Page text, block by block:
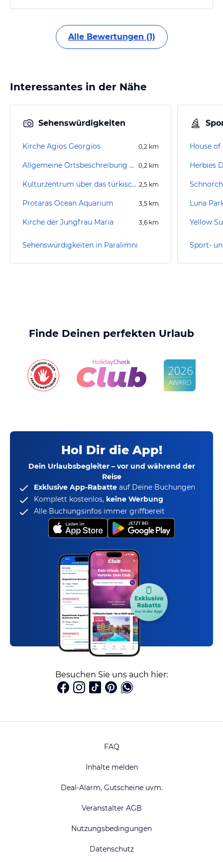
Alle Bewertungen (1)
Interessantes in der Nähe
Sehenswürdigkeiten
Kirche Agios Georgios 0,2 km
Allgemeine Ortsbeschreibung Paralimni 0,2 km
Kulturzentrum über das türkisch besetzte Famagusta 2,5 km
Protaras Ocean Aquarium 3,5 km
Kirche der Jungfrau Maria 3,6 km
Sehenswürdigkeiten in Paralimni
House
Herbies
Luna
Yellow
Finde Deinen perfekten Urlaub
Hol Dir die App!
Dein Urlaubsbegleiter – vor und während der
Reise
Exklusive App-Rabatte auf Deine Buchungen
Komplett kostenlos, keine Werbung
Alle Buchungsinfos immer griffbereit
Besuchen Sie uns auch hier:
FAQ
Inhalte melden
Deal-Alarm, Gutscheine uvm.
Veranstalter AGB
Nutzungsbedingungen
Datenschutz